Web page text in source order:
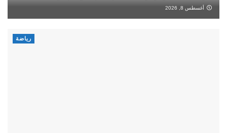
أغسطس 8, 2026
رياضة